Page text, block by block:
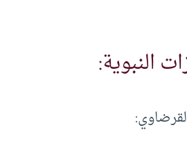
النبوية: